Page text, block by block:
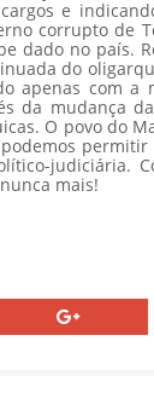
e
corrupto de
dado no país.
do
apenas com
da mudança
O povo do
judiciária.
mais!